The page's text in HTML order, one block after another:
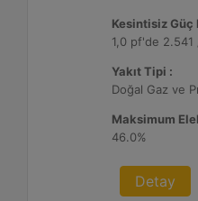
Kesintisiz Güç
1,0 pf'de
Yakıt Tipi :
Doğal Gaz ve
Maksimum
46.0%
Detay